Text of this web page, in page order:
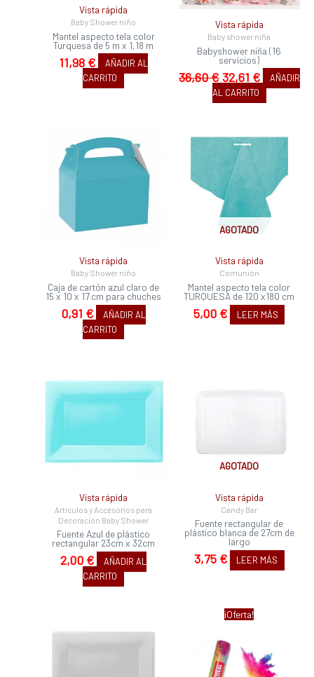
Vista rápida
Baby Shower niño
Mantel aspecto tela color
Turquesa de 5 m x 1,18 m
11,98 €
AÑADIR AL
CARRITO
Vista rápida
Baby shower niña
Babyshower niña (16
servicios)
36,60€ 32,61 €
AÑADIR
AL CARRITO
Vista rápida
Baby Shower niño
Caja de cartón azul claro de
15 x 10 x 17 cm para chuches
0,91 €
AÑADIR AL
CARRITO
AGOTADO
Vista rápida
Comunión
Mantel aspecto tela color
TURQUESA de 120 x180 cm
5,00 € LEER MÁS
Vista rápida
Artículos y Accesorios para
Decoración Baby Shower
Fuente Azul de plástico
rectangular 23cm x 32cm
2,00 €
AÑADIR AL
CARRITO
AGOTADO
Vista rápida
Candy Bar
Fuente rectangular de
plástico blanca de 27cm de
largo
3,75 € LEER MÁS
¡Oferta!
El
original
era:
es: